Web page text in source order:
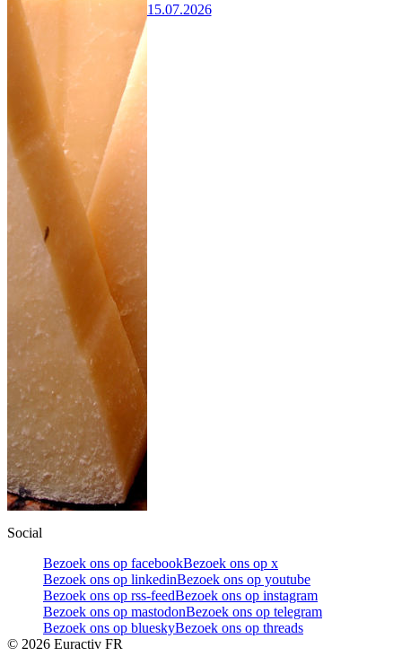
15.07.2026
Social
Bezoek ons op facebookBezoek ons op x
Bezoek ons op linkedinBezoek ons op youtube
Bezoek ons op rss-feedBezoek ons op instagram
Bezoek ons op mastodonBezoek ons op telegram
Bezoek ons op blueskyBezoek ons op threads
© 2026 Euractiv FR